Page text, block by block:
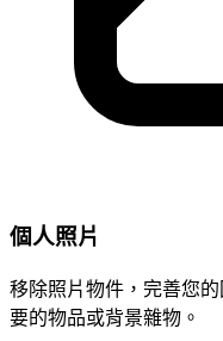
個人照片
移除照片物件，完善您
要的物品或背景雜物。